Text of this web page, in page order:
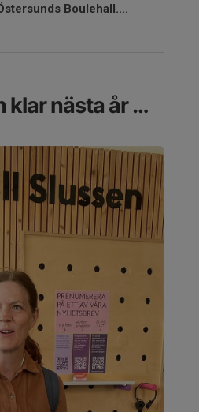
Boulehall....
klar nästa år …